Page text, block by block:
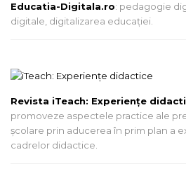
Educatia-Digitala.ro: pedagogie
digitale, digitalizarea educației.
Revista iTeach: Experienţe
promoveze aspectele practice ale
şcolare prin aducerea în prim plan a
cadrelor didactice.